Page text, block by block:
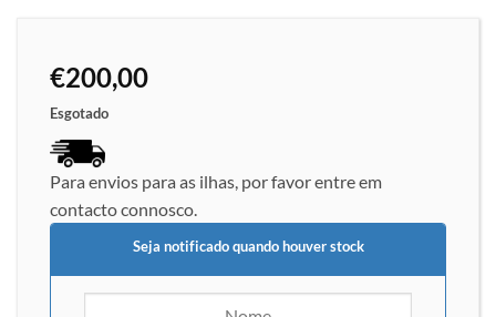
€200,00
Esgotado
Para envios para as ilhas, por favor entre em
contacto connosco.
Seja notificado quando houver stock